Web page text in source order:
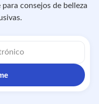
consejos de belleza